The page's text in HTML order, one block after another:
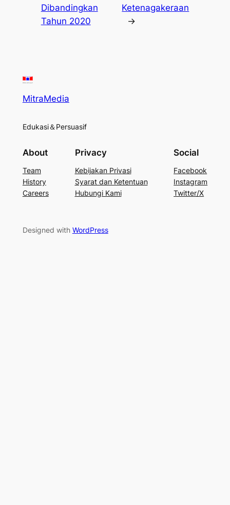
Dibandingkan
Tahun 2020
Ketenagakeraan
→
MitraMedia
Edukasi＆Persuasif
About
Team
History
Careers
Privacy
Kebijakan Privasi
Syarat dan Ketentuan
Hubungi Kami
Social
Facebook
Instagram
Twitter/X
Designed with WordPress